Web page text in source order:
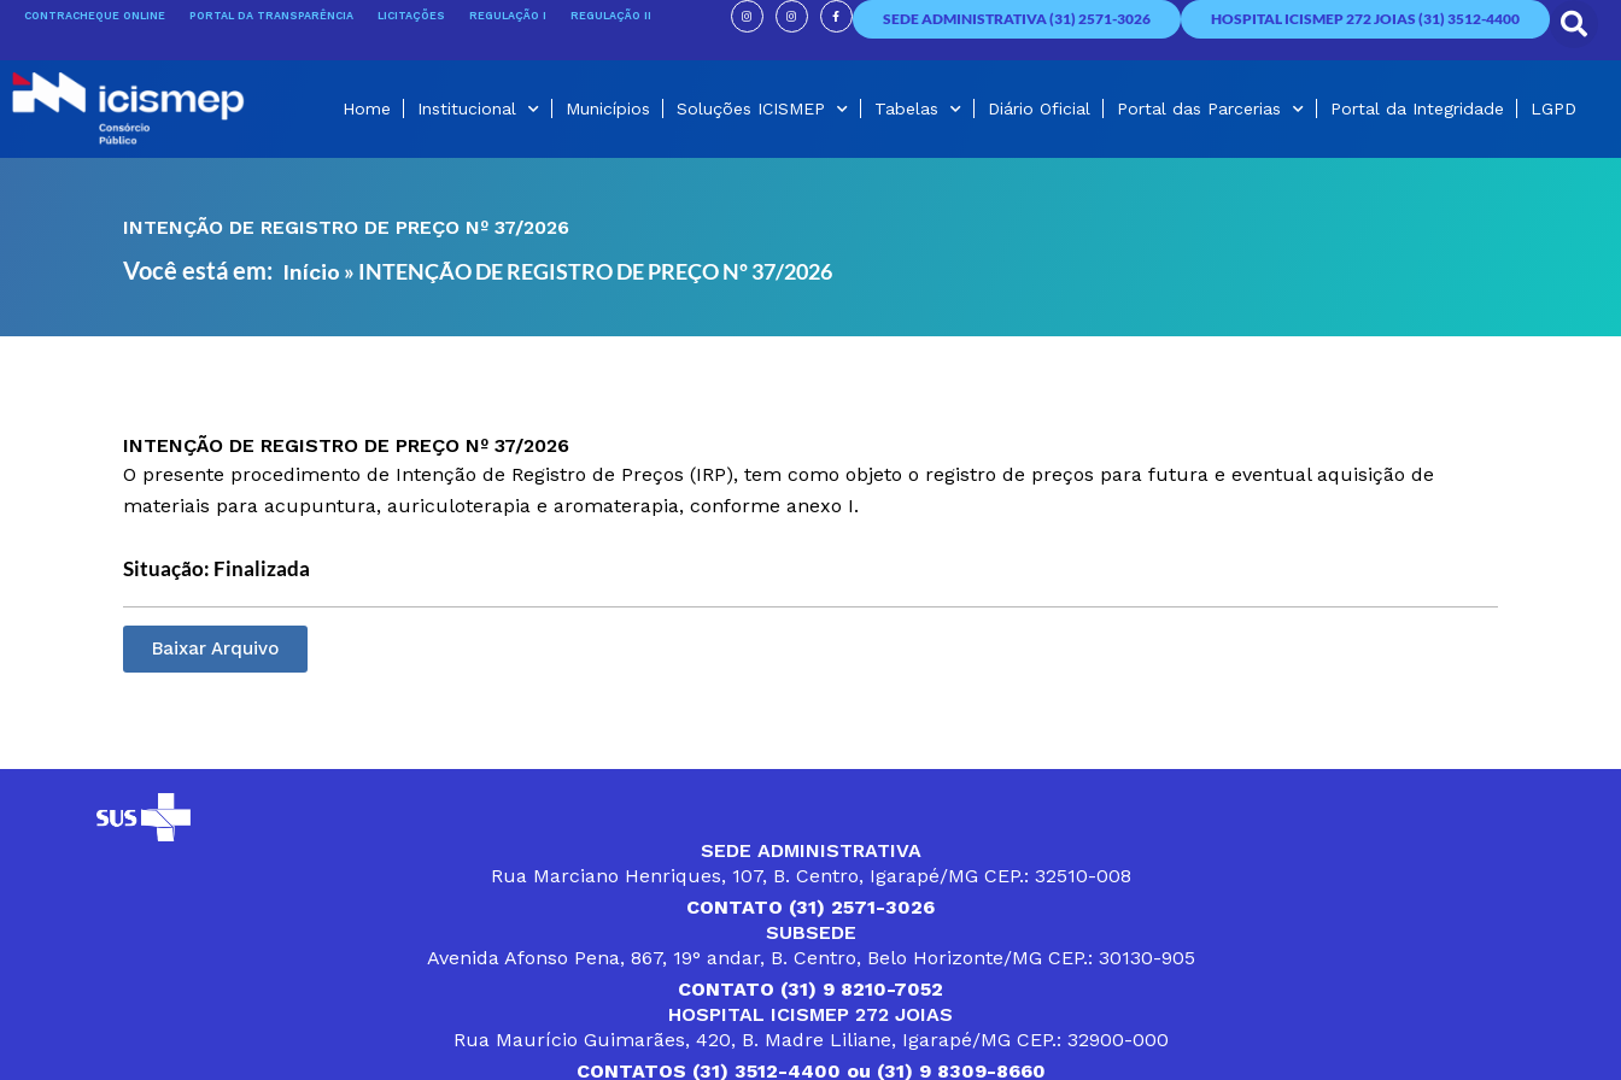
conteúdo
CONTRACHEQUE ONLINE PORTAL DA TRANSPARÊNCIA LICITAÇÕES REGULAÇÃO I REGULAÇÃO II
I
n
s
t
g
I
n
s
t
g
F
a
c
e
o
SEDE ADMINISTRATIVA (31) 2571-3026 HOSPITAL ICISMEP 272 JOIAS (31) 3512-4400
Home Institucional Municípios Soluções ICISMEP Tabelas Diário Oficial Portal das Parcerias Portal da Integridade LGPD
INTENÇÃO DE REGISTRO DE PREÇO Nº 37/2026
Você está em: Início » INTENÇÃO DE REGISTRO DE PREÇO Nº 37/2026
INTENÇÃO DE REGISTRO DE PREÇO Nº 37/2026
O presente procedimento de Intenção de Registro de Preços (IRP), tem como objeto o registro de preços para futura e eventual aquisição de
materiais para acupuntura, auriculoterapia e aromaterapia, conforme anexo I.
Situação: Finalizada
Baixar Arquivo
SEDE ADMINISTRATIVA
Rua Marciano Henriques, 107, B. Centro, Igarapé/MG CEP.: 32510-008
CONTATO (31) 2571-3026
SUBSEDE
Avenida Afonso Pena, 867, 19° andar, B. Centro, Belo Horizonte/MG CEP.: 30130-905
CONTATO (31) 9 8210-7052
HOSPITAL ICISMEP 272 JOIAS
Rua Maurício Guimarães, 420, B. Madre Liliane, Igarapé/MG CEP.: 32900-000
CONTATOS (31) 3512-4400 ou (31) 9 8309-8660